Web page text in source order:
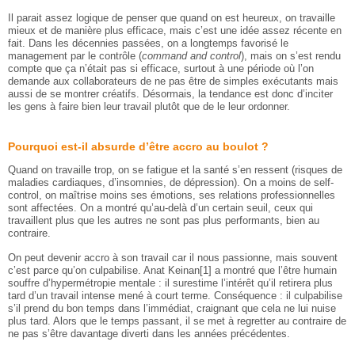
Il parait assez logique de penser que quand on est heureux, on travaille
mieux et de manière plus efficace, mais c’est une idée assez récente en
fait. Dans les décennies passées, on a longtemps favorisé le
management par le contrôle (command and control), mais on s’est rendu
compte que ça n’était pas si efficace, surtout à une période où l’on
demande aux collaborateurs de ne pas être de simples exécutants mais
aussi de se montrer créatifs. Désormais, la tendance est donc d’inciter
les gens à faire bien leur travail plutôt que de le leur ordonner.
Pourquoi est-il absurde d’être accro au boulot ?
Quand on travaille trop, on se fatigue et la santé s’en ressent (risques de
maladies cardiaques, d’insomnies, de dépression). On a moins de self-
control, on maîtrise moins ses émotions, ses relations professionnelles
sont affectées. On a montré qu’au-delà d’un certain seuil, ceux qui
travaillent plus que les autres ne sont pas plus performants, bien au
contraire.
On peut devenir accro à son travail car il nous passionne, mais souvent
c’est parce qu’on culpabilise. Anat Keinan[1] a montré que l’être humain
souffre d’hypermétropie mentale : il surestime l’intérêt qu’il retirera plus
tard d’un travail intense mené à court terme. Conséquence : il culpabilise
s’il prend du bon temps dans l’immédiat, craignant que cela ne lui nuise
plus tard. Alors que le temps passant, il se met à regretter au contraire de
ne pas s’être davantage diverti dans les années précédentes.